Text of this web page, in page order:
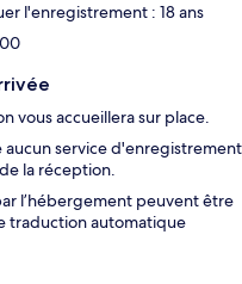
l'enregistrement : 18 ans
vous accueillera sur place.
service d'enregistrement
la réception.
l’hébergement peuvent être
traduction automatique